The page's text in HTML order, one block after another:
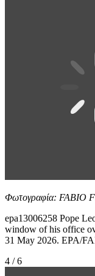
Φωτογραφία: FABIO
epa13006258 Pope
window of his office
31 May 2026. EPA/
4 / 6